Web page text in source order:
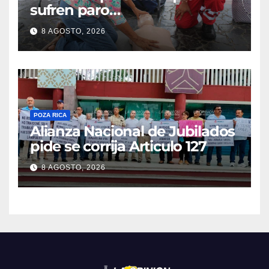
sufren paro
cardiorrespiratorio mueren
8 AGOSTO, 2026
POZA RICA
Alianza Nacional de Jubilados
pide se corrija Articulo 127
8 AGOSTO, 2026